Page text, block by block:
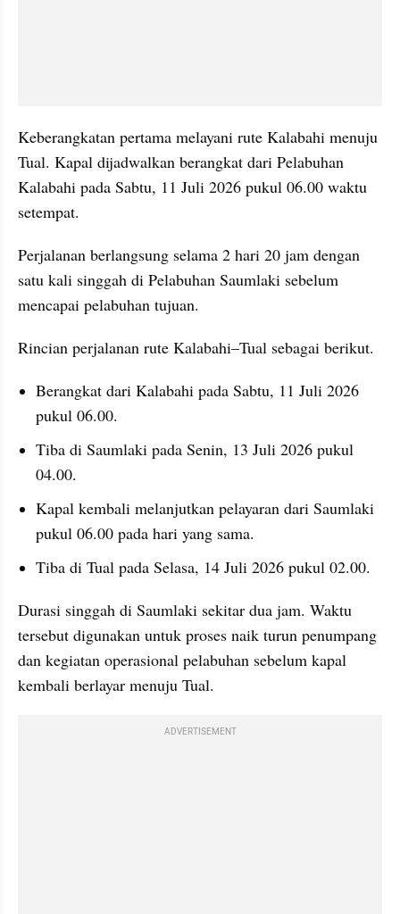
Keberangkatan pertama melayani rute Kalabahi menuju
Tual. Kapal dijadwalkan berangkat dari Pelabuhan
Kalabahi pada Sabtu, 11 Juli 2026 pukul 06.00 waktu
setempat.
Perjalanan berlangsung selama 2 hari 20 jam dengan
satu kali singgah di Pelabuhan Saumlaki sebelum
mencapai pelabuhan tujuan.
Rincian perjalanan rute Kalabahi–Tual sebagai berikut.
Berangkat dari Kalabahi pada Sabtu, 11 Juli 2026
pukul 06.00.
Tiba di Saumlaki pada Senin, 13 Juli 2026 pukul
04.00.
Kapal kembali melanjutkan pelayaran dari Saumlaki
pukul 06.00 pada hari yang sama.
Tiba di Tual pada Selasa, 14 Juli 2026 pukul 02.00.
Durasi singgah di Saumlaki sekitar dua jam. Waktu
tersebut digunakan untuk proses naik turun penumpang
dan kegiatan operasional pelabuhan sebelum kapal
kembali berlayar menuju Tual.
ADVERTISEMENT